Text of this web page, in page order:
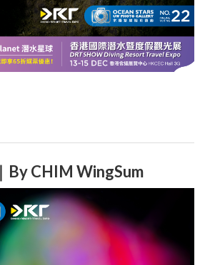
CHIM WingSum